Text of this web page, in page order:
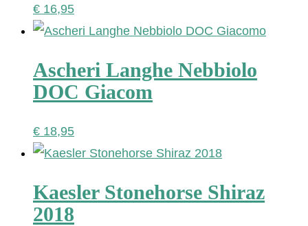
€ 16,95
Ascheri Langhe Nebbiolo
DOC Giacom
€ 18,95
Kaesler Stonehorse Shiraz
2018